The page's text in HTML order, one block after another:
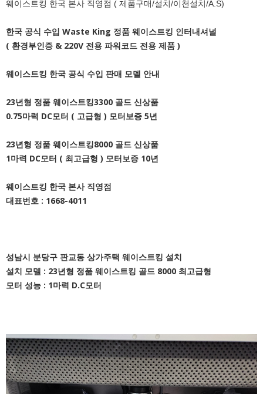
웨이스트킹 한국 본사 직영점 ( 제품구매/설치/이천설치/A.S)
한국 공식 수입 Waste King 정품 웨이스트킹 인터내셔널
( 환경부인증 & 220V 전용 파워코드 전용 제품 )
웨이스트킹 한국 공식 수입 판매 모델 안내
23년형 정품 웨이스트킹3300 골드 신상품
0.75마력 DC모터 ( 고급형 ) 모터보증 5년
23년형 정품 웨이스트킹8000 골드 신상품
1마력 DC모터 ( 최고급형 ) 모터보증 10년
웨이스트킹 한국 본사 직영점
대표번호 : 1668-4011
성남시 분당구 판교동 상가주택 웨이스트킹 설치
설치 모델 : 23년형 정품 웨이스트킹 골드 8000 최고급형
모터 성능 : 1마력 D.C모터